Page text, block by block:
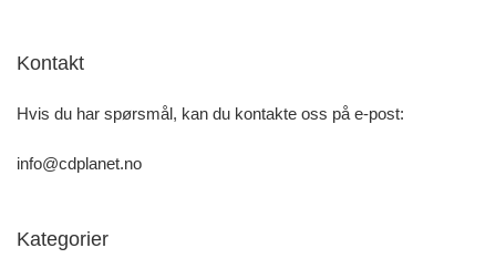
Kontakt
Hvis du har spørsmål, kan du kontakte oss på e-post:
info@cdplanet.no
Kategorier